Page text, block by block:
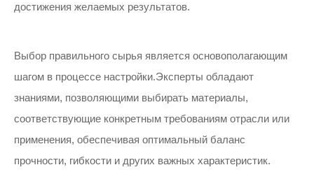
достижения желаемых результатов.
Выбор правильного сырья является основополагающим
шагом в процессе настройки.Эксперты обладают
знаниями, позволяющими выбирать материалы,
соответствующие конкретным требованиям отрасли или
применения, обеспечивая оптимальный баланс
прочности, гибкости и других важных характеристик.